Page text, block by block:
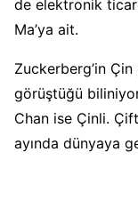
de elektronik
Ma’ya ait.
Zuckerberg’in Çin
görüştüğü
Chan ise Çinli.
ayında dünyaya